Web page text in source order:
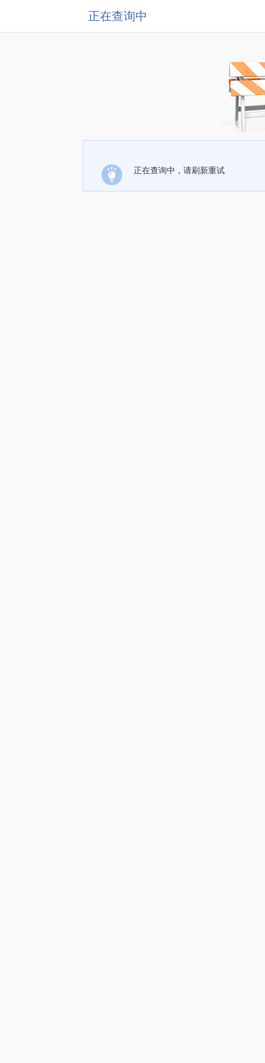
正在查询中
正在查询中，请刷新重试